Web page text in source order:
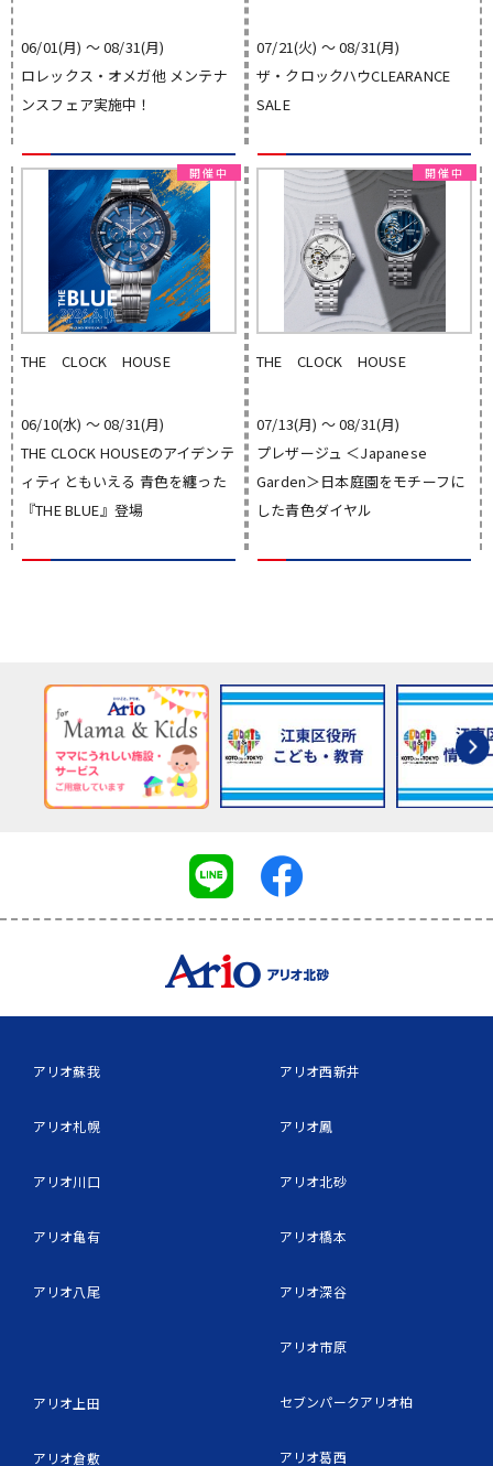
06/01(月) 〜 08/31(月)
ロレックス・オメガ他 メンテナ
ンスフェア実施中！
07/21(火) 〜 08/31(月)
ザ・クロックハウCLEARANCE
SALE
THE CLOCK HOUSE
06/10(水) 〜 08/31(月)
THE CLOCK HOUSEのアイデンテ
ィティともいえる 青色を纏った
『THE BLUE』登場
THE CLOCK HOUSE
07/13(月) 〜 08/31(月)
プレザージュ ＜Japanese
Garden＞日本庭園をモチーフに
した青色ダイヤル
アリオ蘇我
アリオ札幌
アリオ川口
アリオ亀有
アリオ八尾
アリオ上田
アリオ倉敷
アリオ西新井
アリオ鳳
アリオ北砂
アリオ橋本
アリオ深谷
アリオ市原
セブンパークアリオ柏
アリオ葛西